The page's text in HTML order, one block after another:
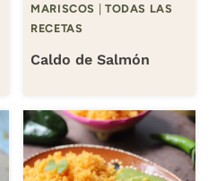
MARISCOS
TODAS LAS
RECETAS
Caldo de Salmón